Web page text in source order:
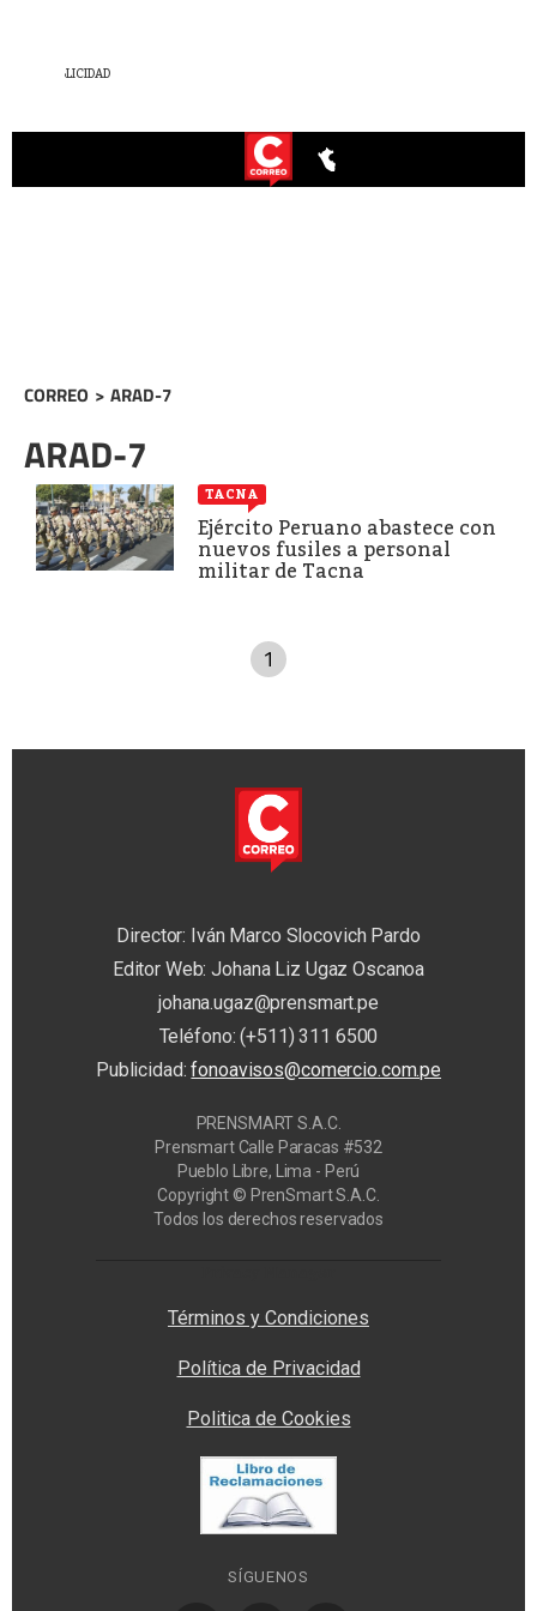
CORREO > ARAD-7
ARAD-7
TACNA
Ejército Peruano abastece con
nuevos fusiles a personal
militar de Tacna
1
Director: Iván Marco Slocovich Pardo
Editor Web: Johana Liz Ugaz Oscanoa
johana.ugaz@prensmart.pe
Teléfono: (+511) 311 6500
Publicidad:fonoavisos@comercio.com.pe
PRENSMART S.A.C.
Prensmart Calle Paracas #532
Pueblo Libre, Lima - Perú
Copyright © PrenSmart S.A.C.
Todos los derechos reservados
Términos y Condiciones
Política de Privacidad
Politica de Cookies
SÍGUENOS